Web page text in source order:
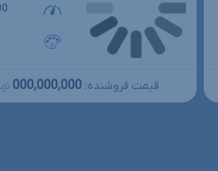
قیمت فروشنده: 000,000,000